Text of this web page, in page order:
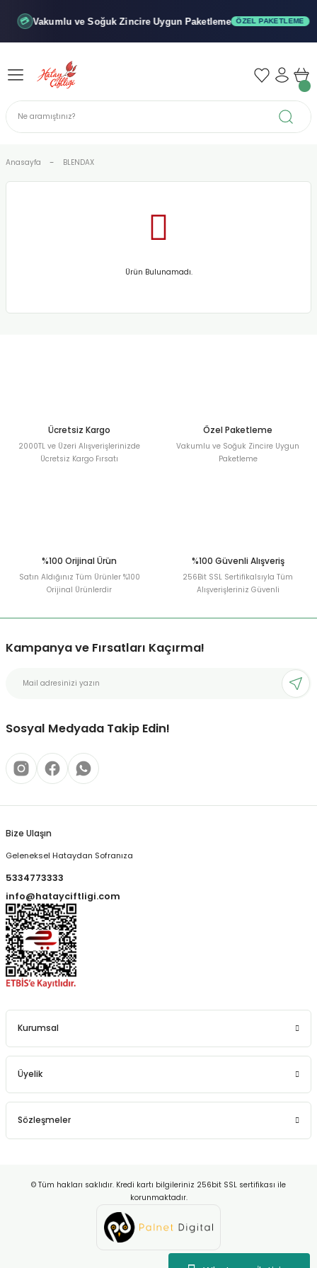
💳 Vakumlu ve SoğukZincire Uygun Paketleme ÖZEL PAKETLEME
Geri Dön
Geri Dön
Geri Dön
Anasayfa BLENDAX
Ürün Bulunamadı.
Ücretsiz Kargo
2000TL ve Üzeri Alışverişlerinizde
Ücretsiz Kargo Fırsatı
Özel Paketleme
Vakumlu ve Soğuk Zincire Uygun
Paketleme
%100 Orijinal Ürün
Satın Aldığınız Tüm Ürünler %100
Orijinal Ürünlerdir
%100 Güvenli Alışveriş
256Bit SSL Sertifikalsıyla Tüm
Alışverişleriniz Güvenli
Kampanya ve Fırsatları Kaçırma!
Sosyal Medyada Takip Edin!
Bize Ulaşın
Geleneksel Hataydan Sofranıza
5334773333
info@hatayciftligi.com
Kurumsal
Üyelik
Sözleşmeler
© Tüm hakları saklıdır. Kredi kartı bilgileriniz 256bit SSL sertifikası ile
korunmaktadır.